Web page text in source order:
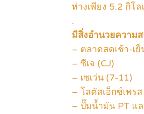
ห่างเพียง 5.2 กิโล
.
มีสิ่งอำนวยความ
– ตลาดสดเช้า-เย็
– ซีเจ (CJ)
– เซเว่น (7-11)
– โลตัสเอ็กซ์เพร
– ปั๊มน้ำมัน PT แ